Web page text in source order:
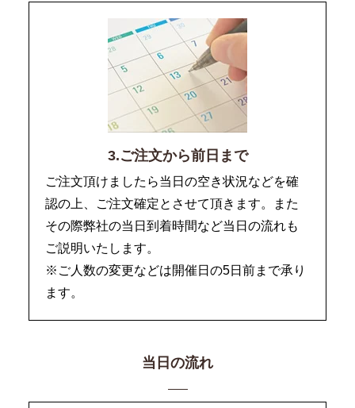
3.ご注文から前日まで
ご注文頂けましたら当日の空き状況などを確
認の上、ご注文確定とさせて頂きます。また
その際弊社の当日到着時間など当日の流れも
ご説明いたします。
※ご人数の変更などは開催日の5日前まで承り
ます。
当日の流れ